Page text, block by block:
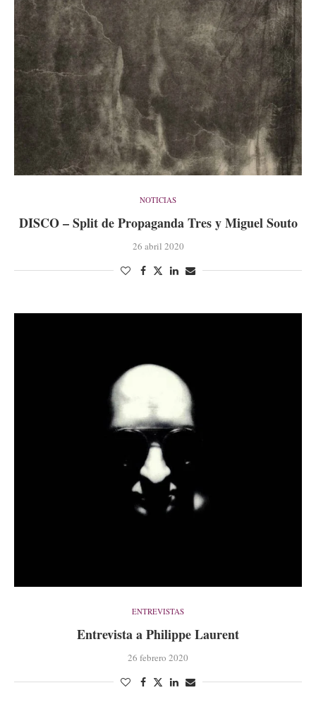
NOTICIAS
DISCO – Split de Propaganda Tres y Miguel Souto
26 abril 2020
ENTREVISTAS
Entrevista a Philippe Laurent
26 febrero 2020